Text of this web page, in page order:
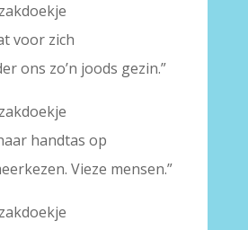
voor zich
ons zo’n joods gezin.”
handtas op
Vieze mensen.”